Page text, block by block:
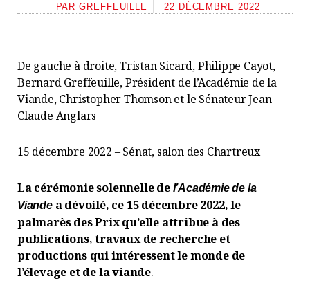
PAR GREFFEUILLE 22 DÉCEMBRE 2022
De gauche à droite, Tristan Sicard, Philippe Cayot,
Bernard Greffeuille, Président de l’Académie de la
Viande, Christopher Thomson et le Sénateur Jean-
Claude Anglars
15 décembre 2022 – Sénat, salon des Chartreux
La cérémonie solennelle de l’Académie de la
Viandea dévoilé, ce 15 décembre 2022, le
palmarès des Prix qu’elle attribue à des
publications, travaux de recherche et
productions qui intéressent le monde de
l’élevage et de la viande.